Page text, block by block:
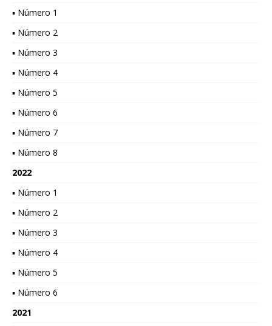
▪ Número 1
▪ Número 2
▪ Número 3
▪ Número 4
▪ Número 5
▪ Número 6
▪ Número 7
▪ Número 8
2022
▪ Número 1
▪ Número 2
▪ Número 3
▪ Número 4
▪ Número 5
▪ Número 6
2021